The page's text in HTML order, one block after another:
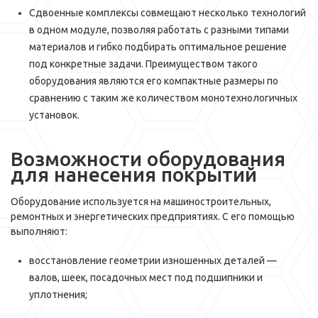
Сдвоенные комплексы совмещают несколько технологий
в одном модуле, позволяя работать с разными типами
материалов и гибко подбирать оптимальное решение
под конкретные задачи. Преимуществом такого
оборудования являются его компактные размеры по
сравнению с таким же количеством монотехнологичных
установок.
Возможности оборудования
для нанесения покрытий
Оборудование используется на машиностроительных,
ремонтных и энергетических предприятиях. С его помощью
выполняют:
восстановление геометрии изношенных деталей —
валов, шеек, посадочных мест под подшипники и
уплотнения;